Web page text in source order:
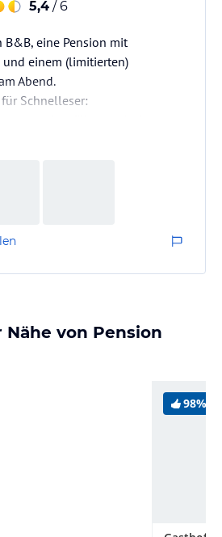
5,4 / 6
eine Pension mit
und einem (limitierten)
Abend.
Schnelleser:
nicht zu für die
ich wesentlich lieber wiedermal
von Pension
98%